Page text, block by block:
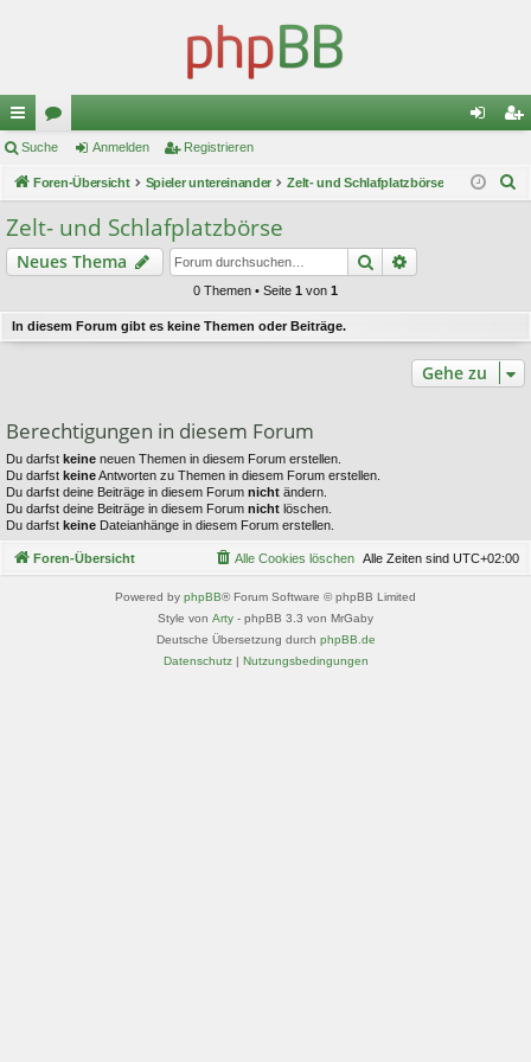
ch
ne
llz
ug
or
en m ist
Suche Anmelden Registrieren
Foren-Übersicht Spieler untereinander Zelt- und Schlafplatzbörse
Zelt- und Schlafplatzbörse
Neues Thema Suche
0 Themen • Seite 1 von 1
In diesem Forum gibt es keine Themen oder Beiträge.
Gehe zu
Berechtigungen in diesem Forum
Du darfst keine neuen Themen in diesem Forum erstellen.
Du darfst keineAntworten zu Themen in diesem Forum erstellen.
Du darfst deine Beiträge in diesem Forum nicht ändern.
Du darfst deine Beiträge in diesem Forum nicht löschen.
Du darfst keine Dateianhänge in diesem Forum erstellen.
Foren-Übersicht Alle Zeiten sind UTC+02:00
Alle Cookies löschen
Powered by phpBB® Forum Software © phpBB Limited
Style von Arty - phpBB 3.3 von MrGaby
Deutsche Übersetzung durch phpBB.de
Datenschutz| Nutzungsbedingungen